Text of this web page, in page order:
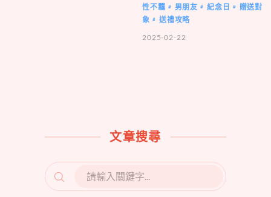
性不羈 # 男朋友 # 紀念日 #
贈送對
象 #
送禮攻略
2025-02-22
文章搜尋
SEARCH
FOR: